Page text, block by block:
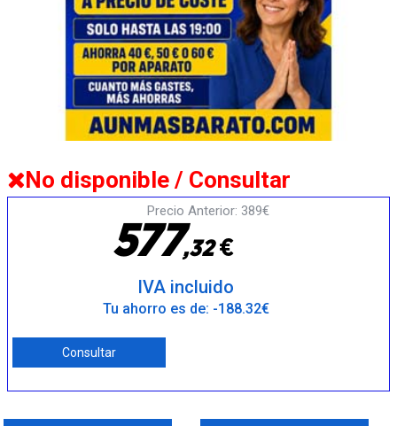
No disponible / Consultar
Precio Anterior: 389€
577,32€
IVA incluido
Tu ahorro es de: -188.32€
Consultar